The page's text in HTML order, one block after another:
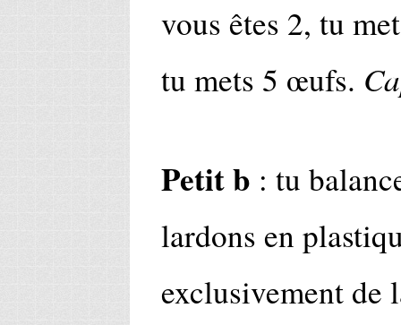
vous êtes 2, tu
tu mets 5 œufs.
Petit b : tu
lardons en
exclusivement de